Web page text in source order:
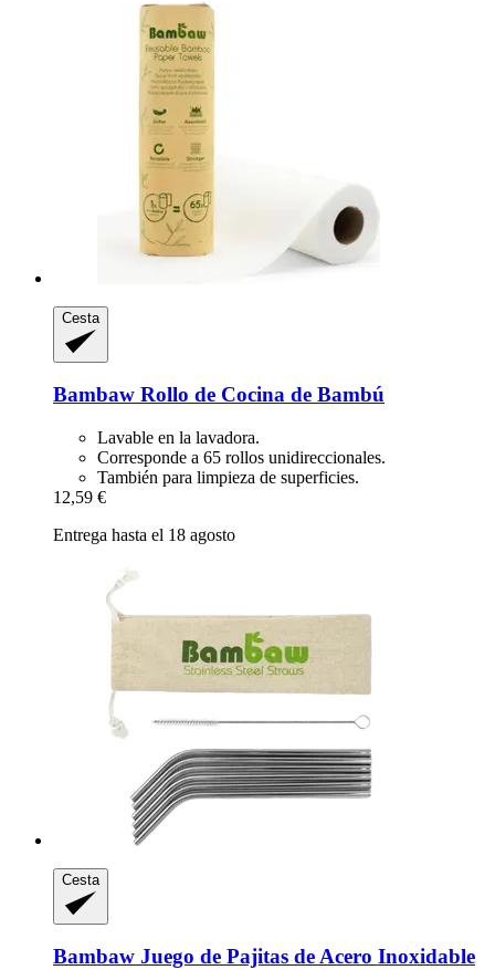
Cesta
Bambaw Rollo de Cocina de Bambú
Lavable en la lavadora.
Corresponde a 65 rollos unidireccionales.
También para limpieza de superficies.
12,59 €
Entrega hasta el 18 agosto
Cesta
Bambaw Juego de Pajitas de Acero Inoxidable